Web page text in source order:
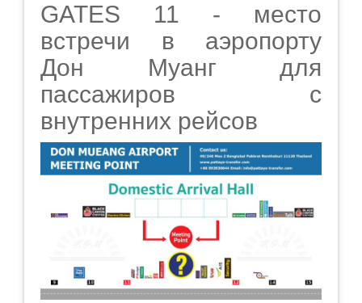
GATES 11 - место
встречи в аэропорту
Дон Муанг для
пассажиров с
внутренних рейсов